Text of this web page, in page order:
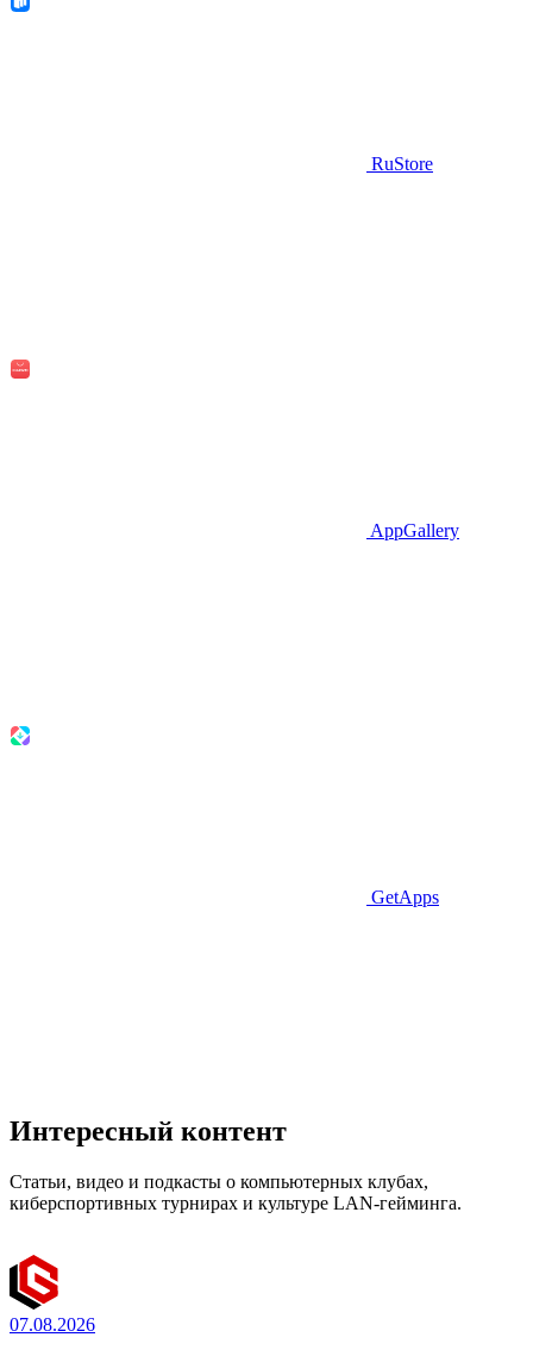
RuStore
AppGallery
GetApps
Интересный контент
Статьи, видео и подкасты о компьютерных клубах,
киберспортивных турнирах и культуре LAN-гейминга.
07.08.2026